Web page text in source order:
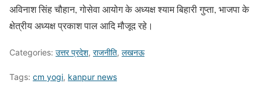
अविनाश सिंह चौहान, गोसेवा आयोग के अध्यक्ष श्याम बिहारी गुप्ता, भाजपा के
क्षेत्रीय अध्यक्ष प्रकाश पाल आदि मौजूद रहे।
Categories: उत्तर प्रदेश, राजनीति, लखनऊ
Tags: cm yogi, kanpur news